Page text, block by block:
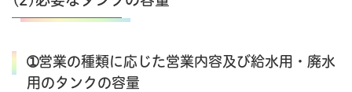
➀営業の種類に応じた営業内容及び給水用・廃水
用のタンクの容量